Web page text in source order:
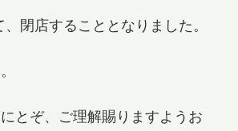
閉店することとなりました。
とぞ、ご理解賜りますようお